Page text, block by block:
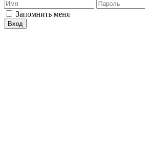
Имя
Пароль
Запомнить меня
Вход